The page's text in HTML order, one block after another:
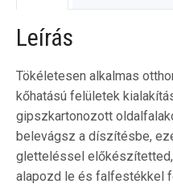
Leírás
Tökéletesen alkalmas
kőhatású felületek
gipszkartonozott
belevágsz a díszítésbe,
gletteléssel előkészítetted,
alapozd le és falfestékkel